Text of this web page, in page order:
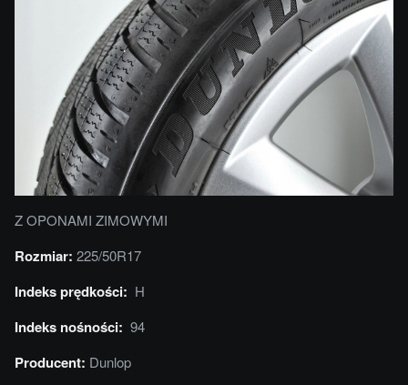
Z OPONAMI ZIMOWYMI
Rozmiar: 225/50R17
Indeks prędkości: H
Indeks nośności: 94
Producent: Dunlop